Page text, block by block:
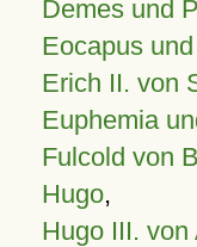
Demes und
Eocapus
Erich II. von
Euphemia
Fulcold von
Hugo,
Hugo III. von